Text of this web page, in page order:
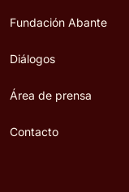
Fundación Abante
Diálogos
Área de prensa
Contacto